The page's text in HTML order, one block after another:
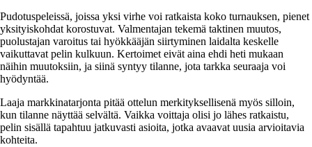
Pudotuspeleissä, joissa yksi virhe voi ratkaista koko turnauksen, pienet
yksityiskohdat korostuvat. Valmentajan tekemä taktinen muutos,
puolustajan varoitus tai hyökkääjän siirtyminen laidalta keskelle
vaikuttavat pelin kulkuun. Kertoimet eivät aina ehdi heti mukaan
näihin muutoksiin, ja siinä syntyy tilanne, jota tarkka seuraaja voi
hyödyntää.
Laaja markkinatarjonta pitää ottelun merkityksellisenä myös silloin,
kun tilanne näyttää selvältä. Vaikka voittaja olisi jo lähes ratkaistu,
pelin sisällä tapahtuu jatkuvasti asioita, jotka avaavat uusia arvioitavia
kohteita.